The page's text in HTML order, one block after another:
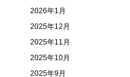
2026年1月
2025年12月
2025年11月
2025年10月
2025年9月